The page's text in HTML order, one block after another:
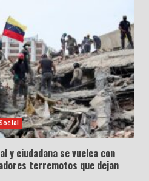
Social
y ciudadana se vuelca con
terremotos que dejan